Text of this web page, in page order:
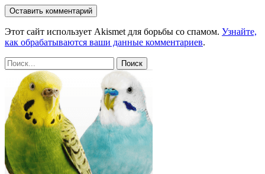
Этот сайт использует Akismet для борьбы со спамом. Узнайте,
как обрабатываются ваши данные комментариев.